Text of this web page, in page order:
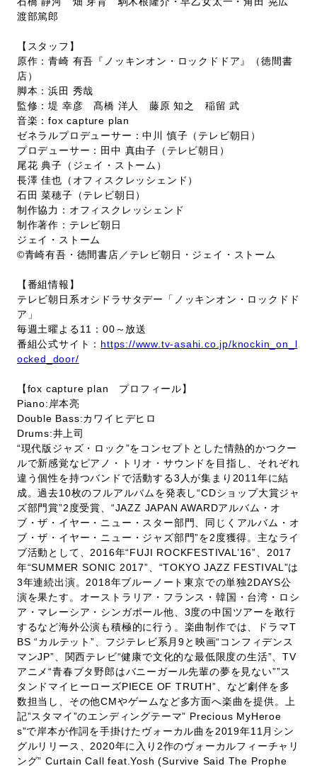
渡部篤郎
【スタッフ】
原作：青崎 有吾『ノッキンオン・ロックドドア』（徳間書
店）
脚本：浜田 秀哉
監修：堤 幸彦 髙橋 洋人 藤原 知之 稲留 武
音楽：fox capture plan
ゼネラルプロデューサー：中川 慎子（テレビ朝日）
プロデューサー：田中 真由子（テレビ朝日）
尾花 典子（ジェイ・ストーム）
長澤 佳也（オフィスクレッシェンド）
石田 菜穂子（テレビ朝日）
制作協力：オフィスクレッシェンド
制作著作：テレビ朝日
ジェイ・ストーム
©青崎有吾・徳間書店／テレビ朝日・ジェイ・ストーム
【番組情報】
テレビ朝日系オシドラサタデー「ノッキンオン・ロックドド
ア」
毎週土曜よる11：00～放送
番組公式サイト： https://www.tv-asahi.co.jp/knockin_on_l
ocked_door/
【fox capture plan プロフィール】
Piano:岸本亮
Double Bass:カワイヒデヒロ
Drums:井上司
“現代版ジャズ・ロック”をコンセプトとした情熱的かつクー
ルで新感覚なピアノ・トリオ・サウンドを目指し、それぞれ
違う個性を持つバンドで活動する3人が集まり2011年に結
成。過去10枚のフルアルバムを発表し“CDショップ大賞ジャ
ズ部門賞”2度受賞、“JAZZ JAPAN AWARDアルバム・オ
ブ・ザ・イヤー・ニュー・スター部門、同じくアルバム・オ
ブ・ザ・イヤー・ニュー・ジャズ部門”を2度獲得。主なライ
ブ活動として、2016年“FUJI ROCKFESTIVAL’16”、2017
年“SUMMER SONIC 2017”、“TOKYO JAZZ FESTIVAL”は
3年連続出演。2018年ブルーノート東京での単独2DAYS公
演を果たす。オーストラリア・フランス・韓国・台湾・ロシ
ア・マレーシア・シンガポール他、3度の中国ツアーを敢行
するなど海外公演も積極的に行う。楽曲制作では、ドラマT
BS “カルテット”、フジテレビ系月9と映画“コンフィデンス
マンJP”、関西テレビ“健康で文化的な最低限度の生活”、TV
アニメ“青春ブタ野郎はバニーガール先輩の夢を見ない””ス
タンドマイヒーローズPIECE OF TRUTH”、など劇伴を多
数担当し、その他CMやゲームなど多方面へ楽曲を提供。上
記”スタマイ”のエンディングテーマ” Precious MyHeroe
s”で岸本が作詞を手掛けたヴォーカル曲を2019年11月シン
グルリリース、2020年に入り2作のヴォーカルフィーチャリ
ング” Curtain Call feat.Yosh (Survive Said The Prophe